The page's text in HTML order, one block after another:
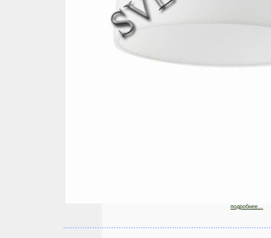
подробнее...